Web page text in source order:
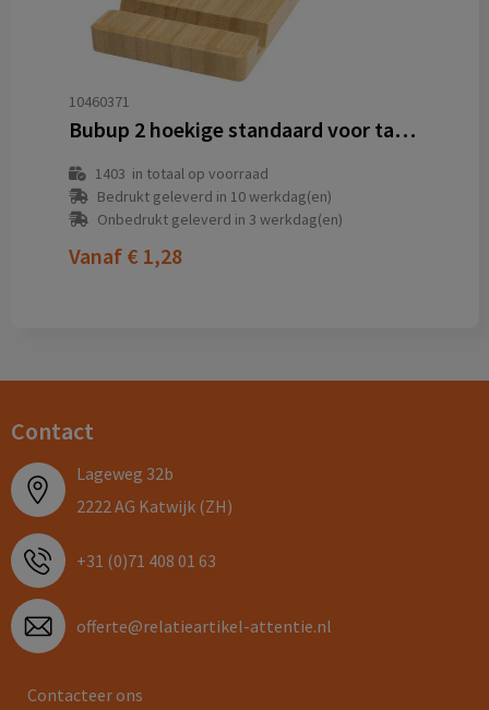
10460371
Bubup 2 hoekige standaard voor tablet en telefoon van bamboe
1403 in totaal op voorraad
Bedrukt geleverd in 10 werkdag(en)
Onbedrukt geleverd in 3 werkdag(en)
Vanaf € 1,28
Contact
Lageweg 32b
2222 AG Katwijk (ZH)
+31 (0)71 408 01 63
offerte@relatieartikel-attentie.nl
Contacteer ons